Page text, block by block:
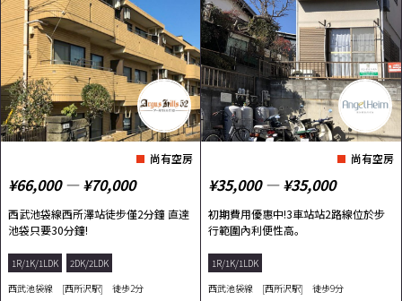
尚有空房
¥66,000 ― ¥70,000
西武池袋線西所澤站徒步僅2分鐘 直達
池袋只要30分鐘!
1R/1K/1LDK
2DK/2LDK
西武池袋線 [西所沢駅] 徒歩2分
尚有空房
¥35,000 ― ¥35,000
初期費用優惠中!3車站站2路線位於步
行範圍內利便性高。
1R/1K/1LDK
西武池袋線 [西所沢駅] 徒歩9分